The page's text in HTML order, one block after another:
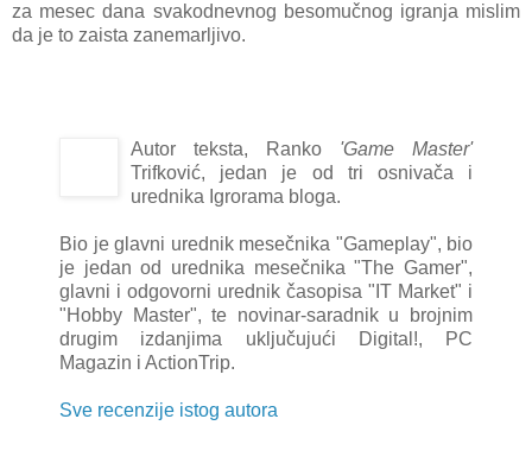
za mesec dana svakodnevnog besomučnog igranja mislim
da je to zaista zanemarljivo.
Autor teksta, Ranko 'Game Master'
Trifković, jedan je od tri osnivača i
urednika Igrorama bloga.
Bio je glavni urednik mesečnika "Gameplay", bio
je jedan od urednika mesečnika "The Gamer",
glavni i odgovorni urednik časopisa "IT Market" i
"Hobby Master", te novinar-saradnik u brojnim
drugim izdanjima uključujući Digital!, PC
Magazin i ActionTrip.
Sve recenzije istog autora